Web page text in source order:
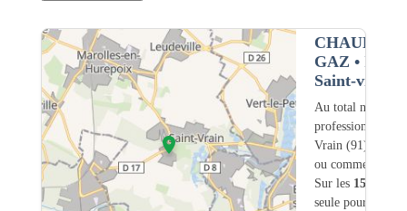
GAZ •
Saint-vrain
Au total nous
professionnels
Vrain (91) dont
ou commerciale
Sur les 15
seule pour une